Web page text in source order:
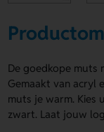
De goedkope muts
Gemaakt van acryl
muts je warm. Kies
zwart. Laat jouw